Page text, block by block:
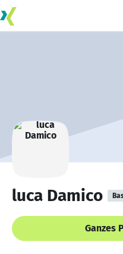
luca Damico
Ganzes